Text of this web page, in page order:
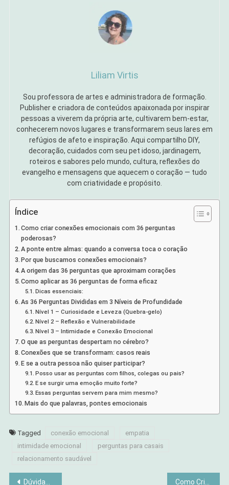
Liliam Virtis
Sou professora de artes e administradora de formação.
Publisher e criadora de conteúdos apaixonada por inspirar
pessoas a viverem da própria arte, cultivarem bem-estar,
conhecerem novos lugares e transformarem seus lares em
refúgios de afeto e inspiração. Aqui compartilho DIY,
decoração, cuidados com seu pet idoso, jardinagem,
roteiros e sabores pelo mundo, cultura, reflexões do
evangelho e mensagens que aquecem o coração — tudo
com criatividade e propósito.
Índice
Como criar conexões emocionais com 36 perguntas
poderosas?
A ponte entre almas: quando a conversa toca o coração
Por que buscamos conexões emocionais?
A origem das 36 perguntas que aproximam corações
Como aplicar as 36 perguntas de forma eficaz
Dicas essenciais:
As 36 Perguntas Divididas em 3 Níveis de Profundidade
Nível 1 – Curiosidade e Leveza (Quebra-gelo)
Nível 2 – Reflexão e Vulnerabilidade
Nível 3 – Intimidade e Conexão Emocional
O que as perguntas despertam no cérebro?
Conexões que se transformam: casos reais
E se a outra pessoa não quiser participar?
Posso usar as perguntas com filhos, colegas ou pais?
E se surgir uma emoção muito forte?
Essas perguntas servem para mim mesmo?
Mais do que palavras, pontes emocionais
Tagged conexão emocional
empatia
intimidade emocional
perguntas para casais
relacionamento saudável
Dúvidas Frequentes sobre Compostagem Doméstica Como Criar um Espaço Terapêutico? O Jardim que Cura